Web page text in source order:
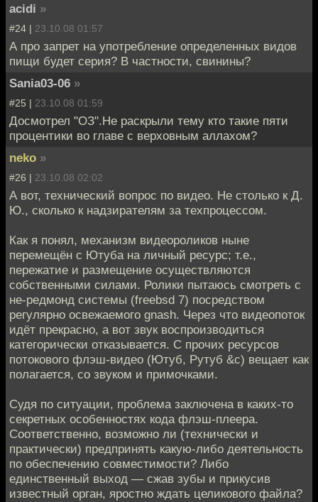
acidi »
#24 | 23.10.08 01:57
А про запрет на употребление определенных видов
пищи будет серия? В частности, свинины?
Sania03-06 »
#25 | 23.10.08 01:59
Досмотрел "ОЗ".Не раскрыли тему кто такие пяти
процентики во главе с верховным аллахом?
neko »
#26 | 23.10.08 02:02
А вот, технический вопрос по видео. Не столько к Д.
Ю., сколько к надзирателям за техпроцессом.
Как я понял, механизм видеороликов ныне
перемещён с Ютуба на личный ресурс; т.е.,
пережатие и размещение осуществляются
собственными силами. Ролики пытаюсь смотреть с
не-редмонд системы (freebsd 7) посредством
регулярно освежаемого gnash. Через что видеопоток
идёт прекрасно, а вот звук воспроизводиться
категорически отказывается. С прочих ресурсов
потокового флэш-видео (Ютуб, Рутуб &c) вещает как
полагается, со звуком и примочками.
Судя по ситуации, проблема заключена в каких-то
секретных особенностях кода флэш-плеера.
Соответственно, возможно ли (технически и
практически) предпринять какую-либо деятельность
по обеспечению совместимости? Либо
единственный выход — сжав зубы и прикусив
известный орган, яростно ждать целикового файла?